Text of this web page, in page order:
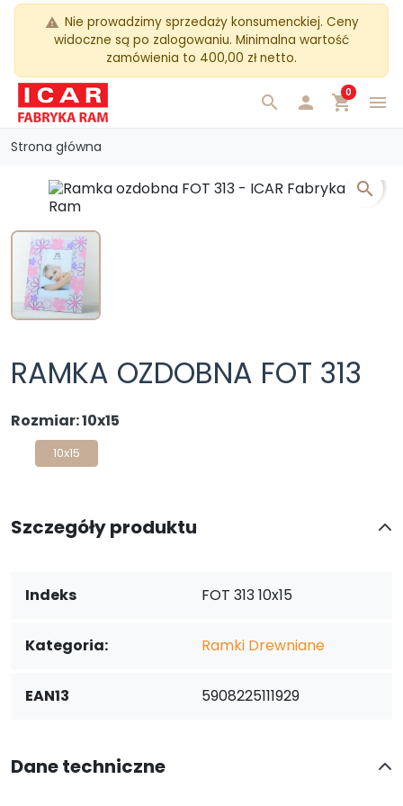
warning Nie prowadzimy sprzedaży konsumenckiej. Ceny
widoczne są po zalogowaniu. Minimalna wartość
zamówienia to 400,00 zł netto.
menu
search  shopping_cart
0
Strona główna
search
RAMKA OZDOBNA FOT 313
Rozmiar: 10x15
10x15
Szczegóły produktu
Indeks FOT 313 10x15
Kategoria: Ramki Drewniane
EAN13 5908225111929
Dane techniczne